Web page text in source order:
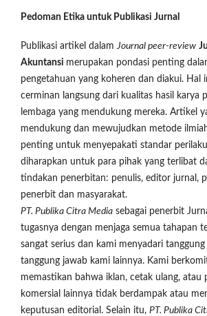
Pedoman Etika untuk Publikasi Jurnal
Publikasi artikel dalamJournal peer-review
Akuntansi merupakan pondasi penting
pengetahuan yang koheren dan diakui. Hal
cerminan langsung dari kualitas hasil karya
lembaga yang mendukung mereka. Artikel
mendukung dan mewujudkan metode
penting untuk menyepakati standar
diharapkan untuk para pihak yang terlibat
tindakan penerbitan: penulis, editor jurnal,
penerbit dan masyarakat.
PT. Publika Citra Mediasebagai penerbit
tugasnya dengan menjaga semua tahapan
sangat serius dan kami menyadari
tanggung jawab kami lainnya. Kami
memastikan bahwa iklan, cetak ulang, atau
komersial lainnya tidak berdampak atau
keputusan editorial. Selain itu, PT. Publika